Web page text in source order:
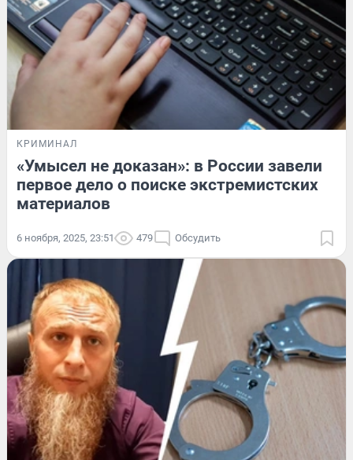
КРИМИНАЛ
«Умысел не доказан»: в России завели
первое дело о поиске экстремистских
материалов
6 ноября, 2025, 23:51 479 Обсудить